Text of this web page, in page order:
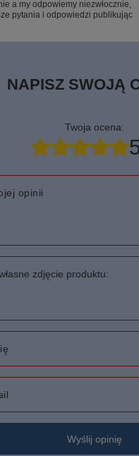
a my odpowiemy niezwłocznie,
pytania i odpowiedzi publikując
NAPISZ SWOJĄ
Twoja ocena:
opinii
zdjęcie produktu:
Wyślij opinię